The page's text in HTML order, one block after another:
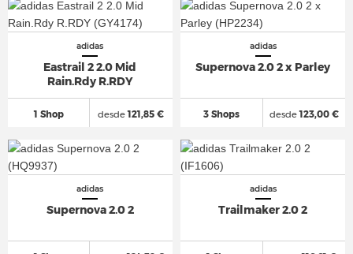
adidas
Eastrail 2 2.0 Mid
Rain.Rdy R.RDY
1 Shop desde121,85 €
adidas
Supernova 2.0 2 x Parley
3 Shops desde123,00 €
adidas
Supernova 2.0 2
adidas
Trailmaker 2.0 2